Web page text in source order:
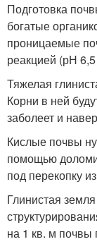
Подготовка
богатые
проницаемые
реакцией (рН
Тяжелая
Корни в ней
заболеет и
Кислые почвы
помощью
под перекопку
Глинистая
на 1 кв. м почвы